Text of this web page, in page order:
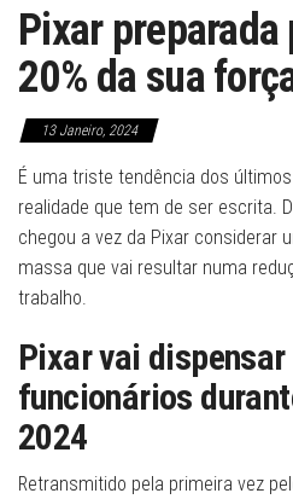
Pixar
20% da sua
13 Janeiro, 2024
É uma triste tendência dos
realidade que tem de ser escrita.
chegou a vez da Pixar considerar
massa que vai resultar numa
trabalho.
Pixar vai dispensar
funcionários
2024
Retransmitido pela primeira vez